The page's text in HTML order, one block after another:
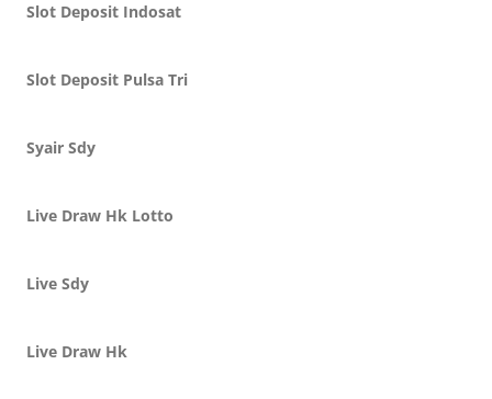
Slot Deposit Indosat
Slot Deposit Pulsa Tri
Syair Sdy
Live Draw Hk Lotto
Live Sdy
Live Draw Hk